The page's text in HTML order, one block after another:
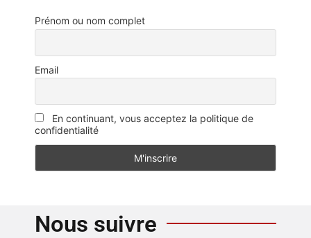
Prénom ou nom complet
Email
En continuant, vous acceptez la politique de
confidentialité
Nous suivre